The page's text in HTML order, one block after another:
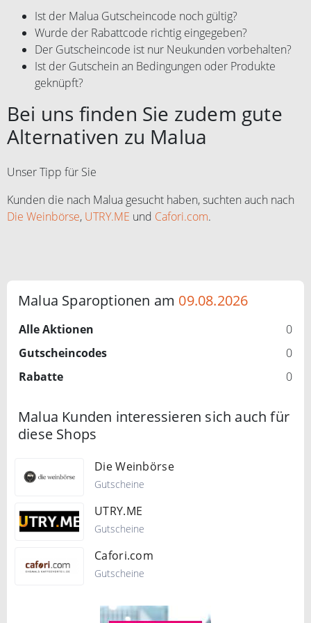
Ist der Malua Gutscheincode noch gültig?
Wurde der Rabattcode richtig eingegeben?
Der Gutscheincode ist nur Neukunden vorbehalten?
Ist der Gutschein an Bedingungen oder Produkte
geknüpft?
Bei uns finden Sie zudem gute
Alternativen zu Malua
Unser Tipp für Sie
Kunden die nach Malua gesucht haben, suchten auch nach
Die Weinbörse, UTRY.ME und Cafori.com.
Malua Sparoptionen am 09.08.2026
Alle Aktionen
0
Gutscheincodes
0
Rabatte
0
Malua Kunden interessieren sich auch für
diese Shops
Die Weinbörse
Gutscheine
UTRY.ME
Gutscheine
Cafori.com
Gutscheine